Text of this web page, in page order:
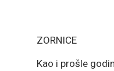
ZORNICE
Kao i prošle